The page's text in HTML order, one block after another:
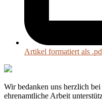
Artikel formatiert als
Wir bedanken uns herzlich
ehrenamtliche Arbeit